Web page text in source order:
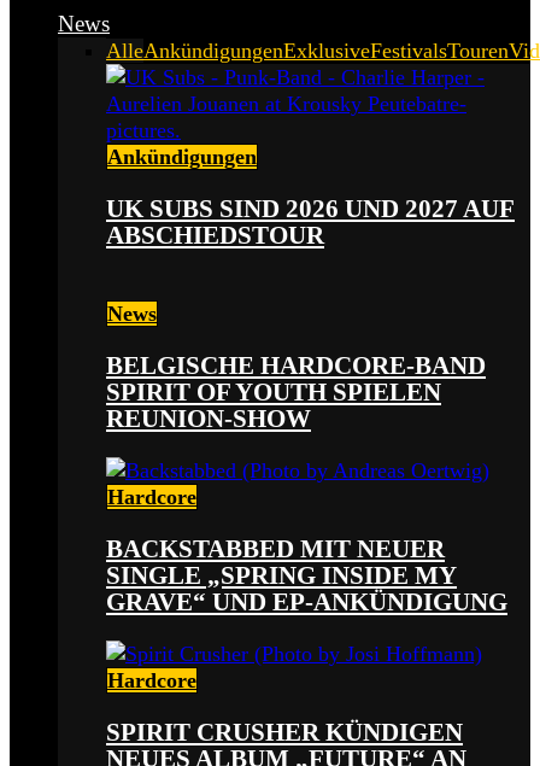
News
AlleAnkündigungenExklusiveFestivalsTouren
Ankündigungen
UK SUBS SIND 2026 UND 2027 AUF
ABSCHIEDSTOUR
News
BELGISCHE HARDCORE-BAND
SPIRIT OF YOUTH SPIELEN
REUNION-SHOW
Hardcore
BACKSTABBED MIT NEUER
SINGLE „SPRING INSIDE MY
GRAVE“ UND EP-ANKÜNDIGUNG
Hardcore
SPIRIT CRUSHER KÜNDIGEN
NEUES ALBUM „FUTURE“ AN